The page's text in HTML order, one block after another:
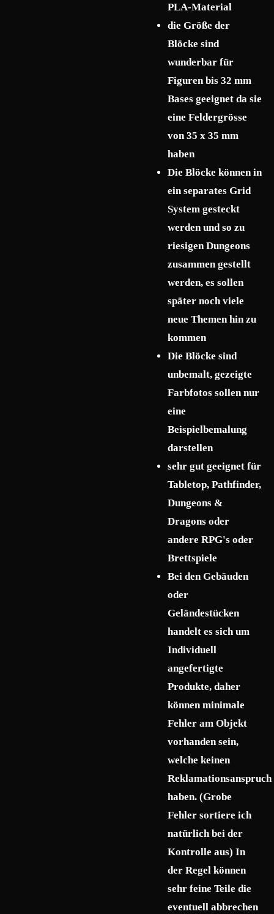
PLA-Material
die Größe der
Blöcke sind
wunderbar für
Figuren bis 32 mm
Bases geeignet da sie
eine Feldergrösse
von 35 x 35 mm
haben
Die Blöcke können in
ein separates Grid
System gesteckt
werden und so zu
riesigen Dungeons
zusammen gestellt
werden, es sollen
später noch viele
neue Themen hin zu
kommen
Die Blöcke sind
unbemalt, gezeigte
Farbfotos sollen nur
eine
Beispielbemalung
darstellen
sehr gut geeignet für
Tabletop, Pathfinder,
Dungeons &
Dragons oder
andere RPG's oder
Brettspiele
Bei den Gebäuden
oder
Geländestücken
handelt es sich um
Individuell
angefertigte
Produkte, daher
können minimale
Fehler am Objekt
vorhanden sein,
welche keinen
Reklamationsanspruch
haben. (Grobe
Fehler sortiere ich
natürlich bei der
Kontrolle aus) In
der Regel können
sehr feine Teile die
eventuell abbrechen